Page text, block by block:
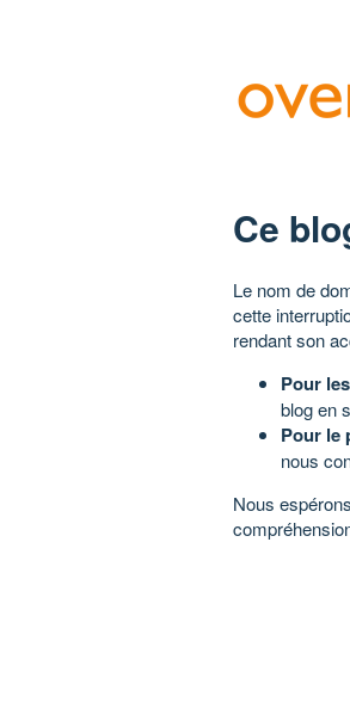
Ce
Le nom de
cette
rendant son
Pour
blog en
Pour le
nous
Nous